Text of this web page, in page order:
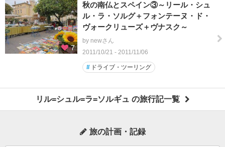
7
秋の南仏とスペイン③～リール・シュ
ル・ラ・ソルグ＋フォンテーヌ・ド・
ヴォークリューズ＋ヴナスク～
by newさん
2011/10/21 - 2011/11/06
# ドライブ・ツーリング
リル=シュル=ラ=ソルギュ の旅行記一覧
旅の計画・記録